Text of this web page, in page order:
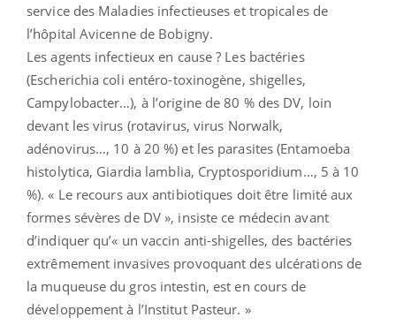
service des Maladies infectieuses et tropicales de
l’hôpital Avicenne de Bobigny.
Les agents infectieux en cause ? Les bactéries
(Escherichia coli entéro-toxinogène, shigelles,
Campylobacter…), à l’origine de 80 % des DV, loin
devant les virus (rotavirus, virus Norwalk,
adénovirus…, 10 à 20 %) et les parasites (Entamoeba
histolytica, Giardia lamblia, Cryptosporidium…, 5 à 10
%). « Le recours aux antibiotiques doit être limité aux
formes sévères de DV », insiste ce médecin avant
d’indiquer qu’« un vaccin anti-shigelles, des bactéries
extrêmement invasives provoquant des ulcérations de
la muqueuse du gros intestin, est en cours de
développement à l’Institut Pasteur. »